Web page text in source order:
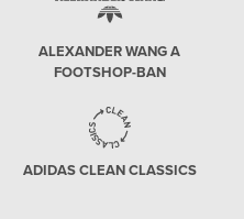
ALEXANDER WANG A
FOOTSHOP-BAN
ADIDAS CLEAN CLASSICS